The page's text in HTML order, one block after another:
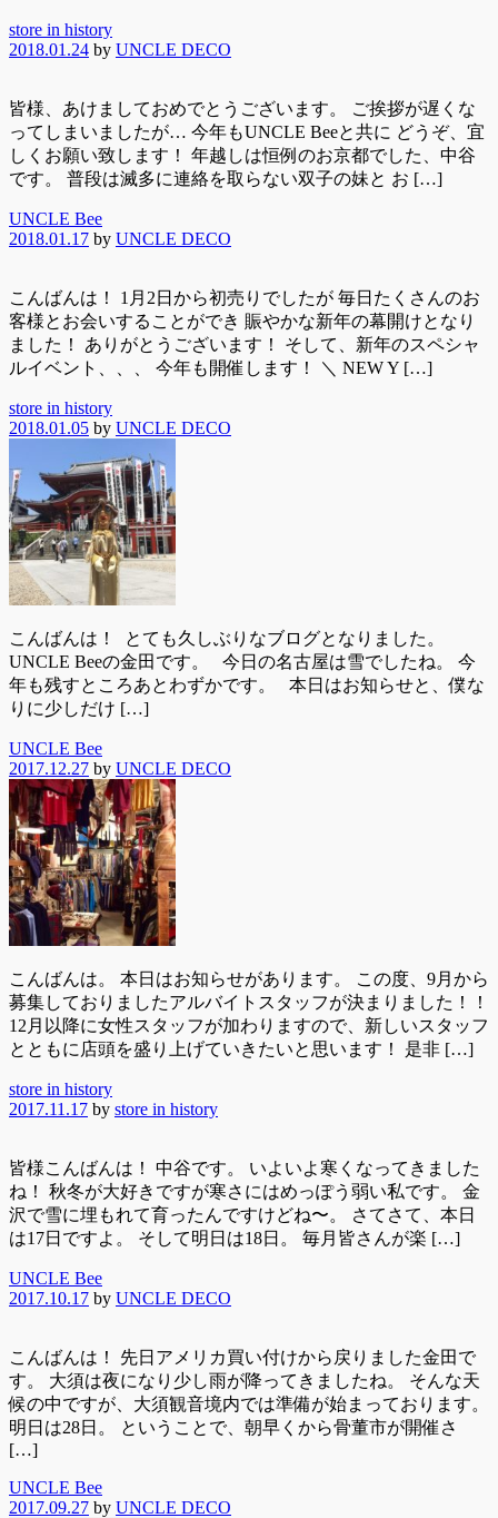
store in history
2018.01.24 by UNCLE DECO
皆様、あけましておめでとうございます。 ご挨拶が遅くな
ってしまいましたが… 今年もUNCLE Beeと共に どうぞ、宜
しくお願い致します！ 年越しは恒例のお京都でした、中谷
です。 普段は滅多に連絡を取らない双子の妹と お […]
UNCLE Bee
2018.01.17 by UNCLE DECO
こんばんは！ 1月2日から初売りでしたが 毎日たくさんのお
客様とお会いすることができ 賑やかな新年の幕開けとなり
ました！ ありがとうございます！ そして、新年のスペシャ
ルイベント、、、 今年も開催します！ ＼ NEW Y […]
store in history
2018.01.05 by UNCLE DECO
こんばんは！ とても久しぶりなブログとなりました。
UNCLE Beeの金田です。 今日の名古屋は雪でしたね。 今
年も残すところあとわずかです。 本日はお知らせと、僕な
りに少しだけ […]
UNCLE Bee
2017.12.27 by UNCLE DECO
こんばんは。 本日はお知らせがあります。 この度、9月から
募集しておりましたアルバイトスタッフが決まりました！！
12月以降に女性スタッフが加わりますので、新しいスタッフ
とともに店頭を盛り上げていきたいと思います！ 是非 […]
store in history
2017.11.17 by store in history
皆様こんばんは！ 中谷です。 いよいよ寒くなってきました
ね！ 秋冬が大好きですが寒さにはめっぽう弱い私です。 金
沢で雪に埋もれて育ったんですけどね〜。 さてさて、本日
は17日ですよ。 そして明日は18日。 毎月皆さんが楽 […]
UNCLE Bee
2017.10.17 by UNCLE DECO
こんばんは！ 先日アメリカ買い付けから戻りました金田で
す。 大須は夜になり少し雨が降ってきましたね。 そんな天
候の中ですが、大須観音境内では準備が始まっております。
明日は28日。 ということで、朝早くから骨董市が開催さ
[…]
UNCLE Bee
2017.09.27 by UNCLE DECO